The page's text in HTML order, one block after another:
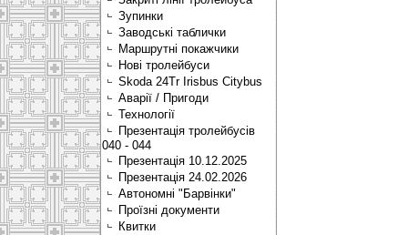
Зупинки
Заводські таблички
Маршрутні покажчики
Нові тролейбуси
Skoda 24Tr Irisbus Citybus
Аварії / Пригоди
Технології
Презентація тролейбусів
040 - 044
Презентація 10.12.2025
Презентація 24.02.2026
Автономні "Барвінки"
Проїзні документи
Квитки